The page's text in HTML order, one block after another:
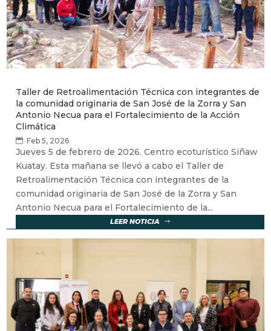
Taller de Retroalimentación Técnica con integrantes de
la comunidad originaria de San José de la Zorra y San
Antonio Necua para el Fortalecimiento de la Acción
Climática
Feb 5, 2026
Jueves 5 de febrero de 2026. Centro ecoturístico Siñaw
Kuatay. Esta mañana se llevó a cabo el Taller de
Retroalimentación Técnica con integrantes de la
comunidad originaria de San José de la Zorra y San
Antonio Necua para el Fortalecimiento de la...
LEER NOTICIA